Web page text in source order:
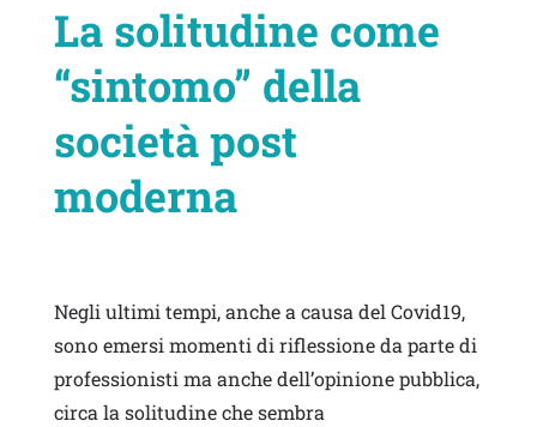
La solitudine come
“sintomo” della
società post
moderna
Negli ultimi tempi, anche a causa del Covid19,
sono emersi momenti di riflessione da parte di
professionisti ma anche dell’opinione pubblica,
circa la solitudine che sembra